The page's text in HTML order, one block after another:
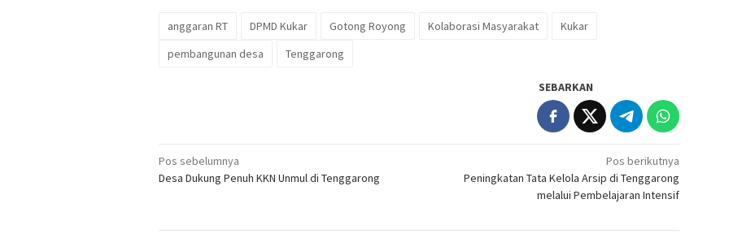
anggaran RT DPMD Kukar Gotong Royong Kolaborasi Masyarakat
Kukar
pembangunan desa
Tenggarong
SEBARKAN
Navigasi
pos
Pos sebelumnya
Desa Dukung Penuh KKN Unmul di Tenggarong
Pos berikutnya
Peningkatan Tata Kelola Arsip di Tenggarong
melalui Pembelajaran Intensif